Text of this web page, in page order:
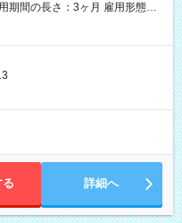
期間の長さ：3ヶ月 雇用形態、
る 詳細へ